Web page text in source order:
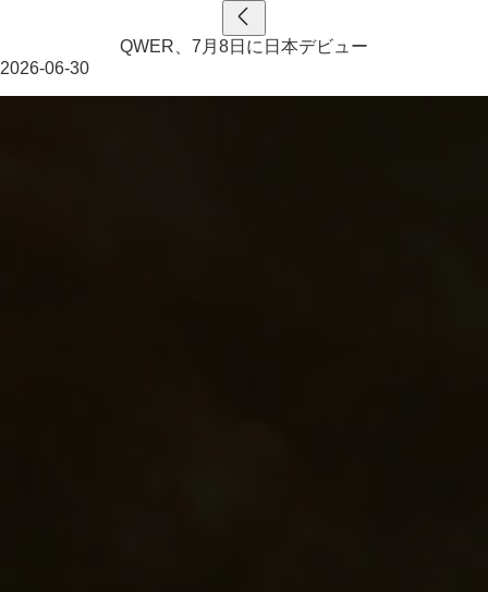
QWER、7月8日に日本デビュー
2026-06-30